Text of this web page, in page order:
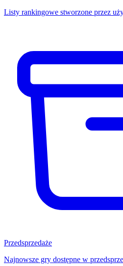
Listy rankingowe stworzone przez
Przedsprzedaże
Najnowsze gry dostępne w